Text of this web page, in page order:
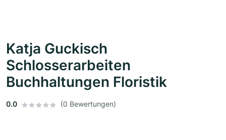
Katja Guckisch
Schlosserarbeiten
Buchhaltungen Floristik
0.0 (0 Bewertungen)